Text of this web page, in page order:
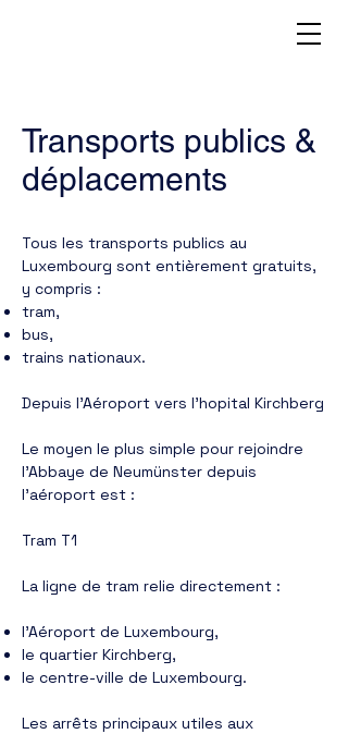
Transports publics &
déplacements
Tous les transports publics au
Luxembourg sont entièrement gratuits,
y compris :
tram,
bus,
trains nationaux.
Depuis l’Aéroport vers l'hopital Kirchberg
Le moyen le plus simple pour rejoindre
l’Abbaye de Neumünster depuis
l’aéroport est :
Tram T1
La ligne de tram relie directement :
l’Aéroport de Luxembourg,
le quartier Kirchberg,
le centre-ville de Luxembourg.
Les arrêts principaux utiles aux